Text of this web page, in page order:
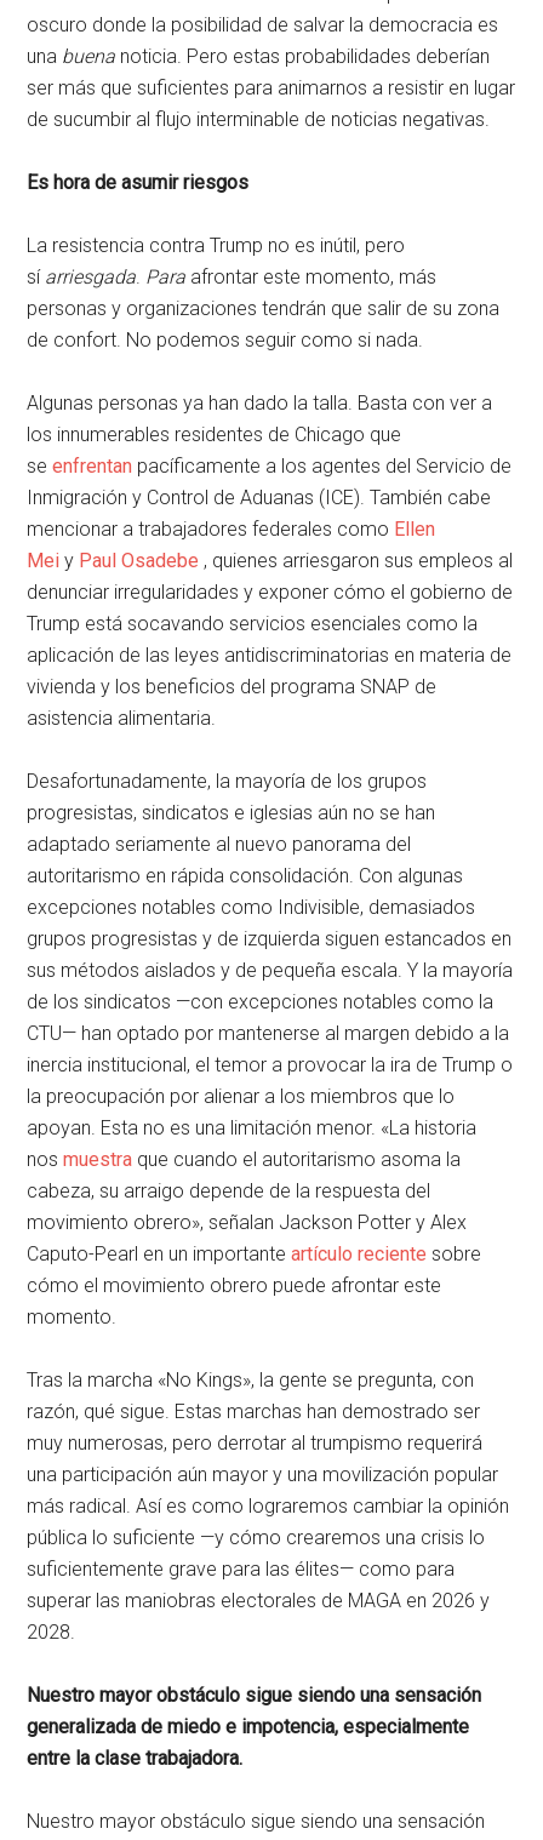
oscuro donde la posibilidad de salvar la democracia es
una buena noticia. Pero estas probabilidades deberían
ser más que suficientes para animarnos a resistir en lugar
de sucumbir al flujo interminable de noticias negativas.
Es hora de asumir riesgos
La resistencia contra Trump no es inútil, pero
sí arriesgada. Para afrontar este momento, más
personas y organizaciones tendrán que salir de su zona
de confort. No podemos seguir como si nada.
Algunas personas ya han dado la talla. Basta con ver a
los innumerables residentes de Chicago que
seenfrentan pacíficamente a los agentes del Servicio de
Inmigración y Control de Aduanas (ICE). También cabe
mencionar a trabajadores federales como Ellen
Mei y Paul Osadebe , quienes arriesgaron sus empleos al
denunciar irregularidades y exponer cómo el gobierno de
Trump está socavando servicios esenciales como la
aplicación de las leyes antidiscriminatorias en materia de
vivienda y los beneficios del programa SNAP de
asistencia alimentaria.
Desafortunadamente, la mayoría de los grupos
progresistas, sindicatos e iglesias aún no se han
adaptado seriamente al nuevo panorama del
autoritarismo en rápida consolidación. Con algunas
excepciones notables como Indivisible, demasiados
grupos progresistas y de izquierda siguen estancados en
sus métodos aislados y de pequeña escala. Y la mayoría
de los sindicatos —con excepciones notables como la
CTU— han optado por mantenerse al margen debido a la
inercia institucional, el temor a provocar la ira de Trump o
la preocupación por alienar a los miembros que lo
apoyan. Esta no es una limitación menor. «La historia
nosmuestra que cuando el autoritarismo asoma la
cabeza, su arraigo depende de la respuesta del
movimiento obrero», señalan Jackson Potter y Alex
Caputo-Pearl en un importanteartículo reciente sobre
cómo el movimiento obrero puede afrontar este
momento.
Tras la marcha «No Kings», la gente se pregunta, con
razón, qué sigue. Estas marchas han demostrado ser
muy numerosas, pero derrotar al trumpismo requerirá
una participación aún mayor y una movilización popular
más radical. Así es como lograremos cambiar la opinión
pública lo suficiente —y cómo crearemos una crisis lo
suficientemente grave para las élites— como para
superar las maniobras electorales de MAGA en 2026 y
2028.
Nuestro mayor obstáculo sigue siendo una sensación
generalizada de miedo e impotencia, especialmente
entre la clase trabajadora.
Nuestro mayor obstáculo sigue siendo una sensación